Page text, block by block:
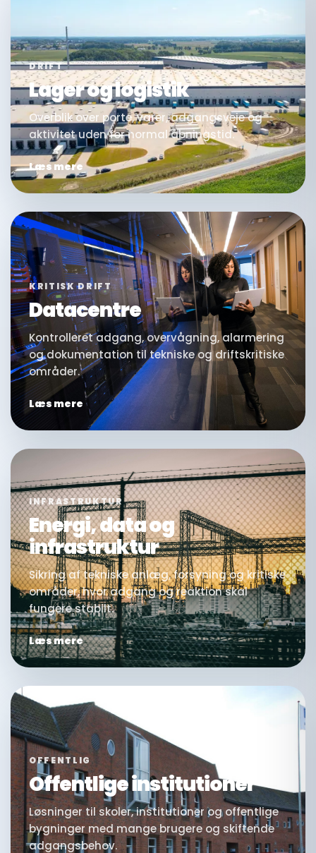
DRIFT
Lager og logistik
Overblik over porte, varer, adgangsveje og
aktivitet uden for normal åbningstid.
Læs mere
KRITISK DRIFT
Datacentre
Kontrolleret adgang, overvågning, alarmering
og dokumentation til tekniske og driftskritiske
områder.
Læs mere
INFRASTRUKTUR
Energi, data og
infrastruktur
Sikring af tekniske anlæg, forsyning og kritiske
områder, hvor adgang og reaktion skal
fungere stabilt.
Læs mere
OFFENTLIG
Offentlige institutioner
Løsninger til skoler, institutioner og offentlige
bygninger med mange brugere og skiftende
adgangsbehov.